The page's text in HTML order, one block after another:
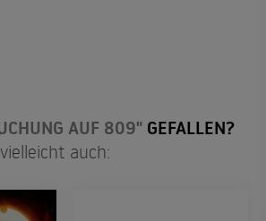
AUF 809" GEFALLEN?
auch: